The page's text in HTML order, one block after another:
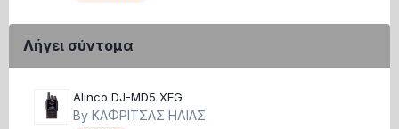
Λήγει σύντομα
Alinco DJ-MD5 XEG
By ΚΑΦΡΙΤΣΑΣ ΗΛΙΑΣ